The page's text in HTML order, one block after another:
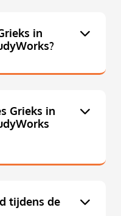
in
Grieks in
tijdens de